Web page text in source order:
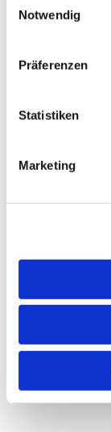
Notwendig
Präferenzen
Statistiken
Marketing